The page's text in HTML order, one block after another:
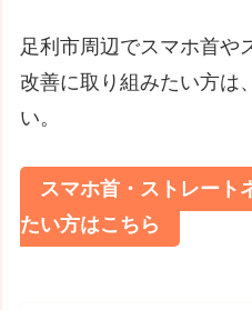
足利市周辺でスマホ首や
改善に取り組みたい方は
い。
スマホ首・ストレート
たい方はこちら